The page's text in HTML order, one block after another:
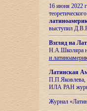
16 июня 2022
выступил
Взгляд на
Н.А.Школяра
и
Латинская
П.П.Яковлева,
ИЛА РАН
Журнал